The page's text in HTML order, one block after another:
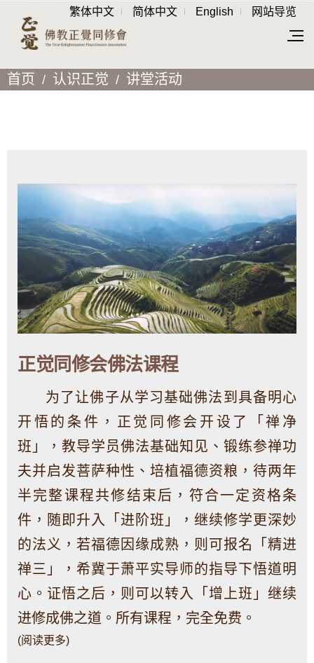
繁体中文 简体中文 English 网站导览
首页 认识正觉 讲堂活动
正觉同修会佛法课程
为了让佛子从学习基础佛法到具备明心
开悟的条件，正觉同修会开设了「禅净
班」，教导学员佛法基础知见、锻练参禅功
夫并启发菩萨种性、培植福德资粮，待两年
半完整课程共修结束后，符合一定资格条
件，随即升入「进阶班」，继续修学更深妙
的法义，若福德因缘成熟，则可报名「精进
禅三」，希冀于萧平实导师的指导下悟道明
心。证悟之后，则可以转入「增上班」继续
进修成佛之道。所有课程，完全免费。
(阅读更多)